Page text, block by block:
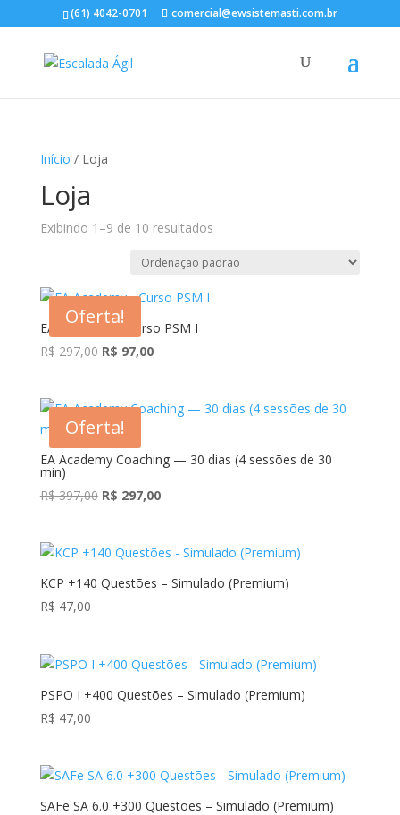
(61) 4042-0701 comercial@ewsistemasti.com.br
Início / Loja
Loja
Exibindo 1–9 de 10 resultados
Oferta!
EA Academy – Curso PSM I
R$297,00 O
era:
R$ 297,00.
R$ 97,00O
é:
Oferta!
EA Academy Coaching — 30 dias (4 sessões de 30
min)
R$397,00 O
era:
R$ 397,00.
R$ 297,00O
é:
R$ 297,00.
KCP +140 Questões – Simulado (Premium)
R$ 47,00
PSPO I +400 Questões – Simulado (Premium)
R$ 47,00
SAFe SA 6.0 +300 Questões – Simulado (Premium)